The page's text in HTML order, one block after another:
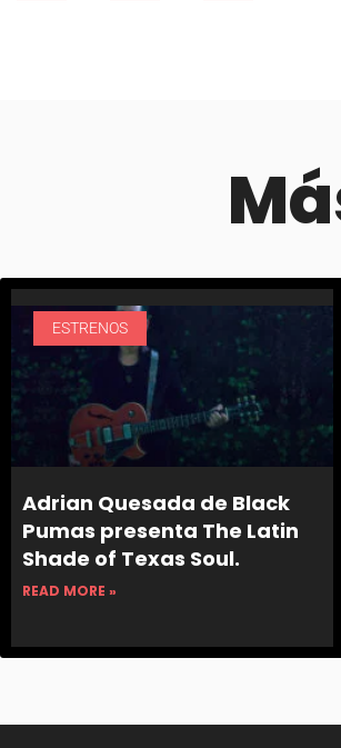
ESTRENOS
Adrian Quesada de Black
Pumas presenta The Latin
Shade of Texas Soul.
READ MORE »